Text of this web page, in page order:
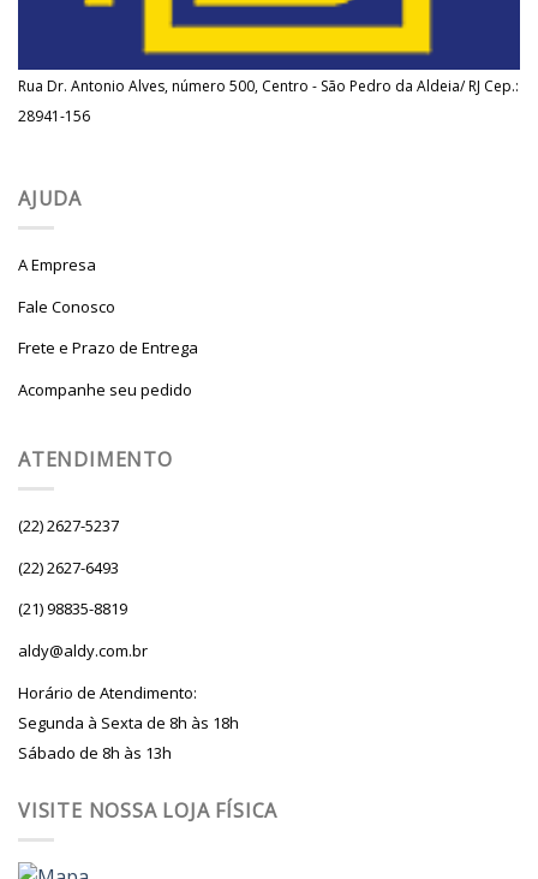
Rua Dr. Antonio Alves, número 500, Centro - São Pedro da Aldeia/ RJ Cep.:
28941-156
AJUDA
A Empresa
Fale Conosco
Frete e Prazo de Entrega
Acompanhe seu pedido
ATENDIMENTO
(22) 2627-5237
(22) 2627-6493
(21) 98835-8819
aldy@aldy.com.br
Horário de Atendimento:
Segunda à Sexta de 8h às 18h
Sábado de 8h às 13h
VISITE NOSSA LOJA FÍSICA